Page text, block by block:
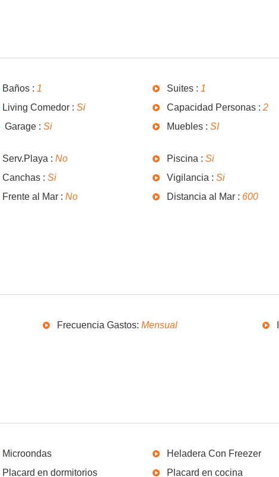
Baños : 1 Suites : 1
Living Comedor : Si Capacidad Personas : 2
Garage : Si Muebles : SI
Serv.Playa : No Piscina : Si
Canchas : Si Vigilancia : Si
Frente al Mar : No Distancia al Mar : 600
Frecuencia Gastos: Mensual
Microondas Heladera Con Freezer
Placard en dormitorios Placard en cocina